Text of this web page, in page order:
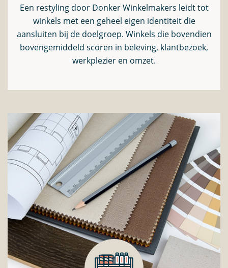
Een restyling door Donker Winkelmakers leidt tot
winkels met een geheel eigen identiteit die
aansluiten bij de doelgroep. Winkels die bovendien
bovengemiddeld scoren in beleving, klantbezoek,
werkplezier en omzet.